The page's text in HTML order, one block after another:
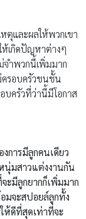
ตุและผลให้พวกเขา
ห้เกิดปัญหาต่างๆ
จำพวกนี้เพิ่มมาก
ครอบครัวชนชั้น
ครัวที่ว่านี้มีโอกาส
ารมีลูกคนเดียว
นุ่มสาวแต่งงานกัน
ะมีลูกยากก็เพิ่มมาก
จะสปอยล์ลูกทั้ง
ห้ดีที่สุดเท่าที่จะ